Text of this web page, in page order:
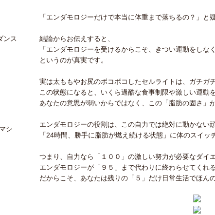
「エンダモロジーだけで本当に体重まで落ちるの？」と
結論からお伝えすると、
「エンダモロジーを受けるからこそ、きつい運動をしな
というのが真実です。
実は太ももやお尻のボコボコしたセルライトは、ガチガ
この状態になると、いくら過酷な食事制限や激しい運動
あなたの意思が弱いからではなく、この「脂肪の固さ」
エンダモロジーの役割は、この自力では絶対に動かない
「24時間、勝手に脂肪が燃え続ける状態」に体のスイッ
つまり、自力なら「１００」の激しい努力が必要なダイエ
エンダモロジーが「９５」まで代わりに終わらせてくれ
だからこそ、あなたは残りの「５」だけ日常生活でほん
ンス
シ